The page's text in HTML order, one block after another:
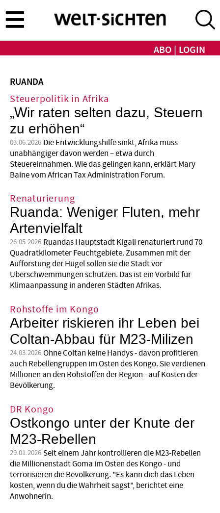
zum
Inhalt
ABO LOGIN
RUANDA
Steuerpolitik in Afrika
„Wir raten selten dazu, Steuern
zu erhöhen“
03.06.2026 Die Entwicklungshilfe sinkt, Afrika muss
unabhängiger davon werden – etwa durch
Steuereinnahmen. Wie das gelingen kann, erklärt Mary
Baine vom African Tax Administration Forum.
Renaturierung
Ruanda: Weniger Fluten, mehr
Artenvielfalt
26.05.2026 Ruandas Hauptstadt Kigali renaturiert rund 70
Quadratkilometer Feuchtgebiete. Zusammen mit der
Aufforstung der Hügel sollen sie die Stadt vor
Überschwemmungen schützen. Das ist ein Vorbild für
Klimaanpassung in anderen Städten Afrikas.
Rohstoffe im Kongo
Arbeiter riskieren ihr Leben bei
Coltan-Abbau für M23-Milizen
24.03.2026 Ohne Coltan keine Handys - davon profitieren
auch Rebellengruppen im Osten des Kongo. Sie verdienen
Millionen an den Rohstoffen der Region - auf Kosten der
Bevölkerung.
DR Kongo
Ostkongo unter der Knute der
M23-Rebellen
29.01.2026 Seit einem Jahr kontrollieren die M23-Rebellen
die Millionenstadt Goma im Osten des Kongo - und
terrorisieren die Bevölkerung. "Es kann dich das Leben
kosten, wenn du die Wahrheit sagst", berichtet eine
Anwohnerin.